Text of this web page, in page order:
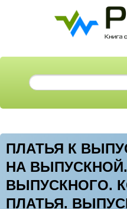
ПЛАТЬЯ К
НА
ВЫПУСКНОГО.
ПЛАТЬЯ.